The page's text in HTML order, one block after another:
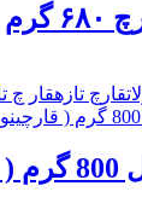
قارچ تازهقار چ
)